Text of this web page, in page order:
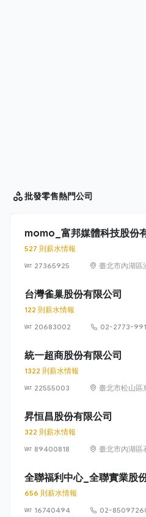
批發零售熱門公司
momo_富邦媒體科技股份
527 則薪水情報
27365925
臺北市內湖區
台灣雀巢股份有限公司
122 則薪水情報
20683002
02-2773-
統一超商股份有限公司
1322 則薪水情報
22555003
臺北市松山區
昇恒昌股份有限公司
322 則薪水情報
89400818
臺北市內湖區
全聯福利中心_全聯實業股
656 則薪水情報
16740494
02-